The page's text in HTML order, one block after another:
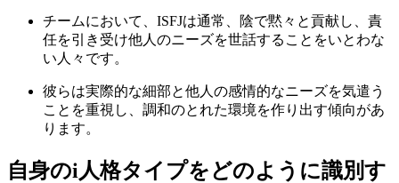
チームにおいて、ISFJは通常、陰で黙々と貢献し、責
任を引き受け他人のニーズを世話することをいとわな
い人々です。
彼らは実際的な細部と他人の感情的なニーズを気遣う
ことを重視し、調和のとれた環境を作り出す傾向があ
ります。
自身のi人格タイプをどのように識別す